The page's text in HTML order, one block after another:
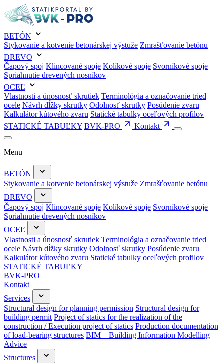
BETÓN
Stykovanie a kotvenie betonárskej výstuže Zmrašťovanie betónu
DREVO
Čapový spoj Klincované spoje Kolíkové spoje Svorníkové spoje
Spriahnutie drevených nosníkov
OCEĽ
Vlastnosti a únosnosť skrutiek Terminológia a označovanie tried
ocele Návrh dĺžky skrutky Odolnosť skrutky Posúdenie zvaru
Kalkulátor kútového zvaru Statické tabulky oceľových profilov
STATICKÉ TABUĽKY BVK-PRO Kontakt
Menu
BETÓN
Stykovanie a kotvenie betonárskej výstuže Zmrašťovanie betónu
DREVO
Čapový spoj Klincované spoje Kolíkové spoje Svorníkové spoje
Spriahnutie drevených nosníkov
OCEĽ
Vlastnosti a únosnosť skrutiek Terminológia a označovanie tried
ocele Návrh dĺžky skrutky Odolnosť skrutky Posúdenie zvaru
Kalkulátor kútového zvaru Statické tabulky oceľových profilov
STATICKÉ TABUĽKY
BVK-PRO
Kontakt
Services
Structural design for planning permission Structural design for
building permit Project of statics for the realization of the
construction / Execution project of statics Production documentation
of load-bearing structures BIM – Building Information Modelling
Advice
Structures